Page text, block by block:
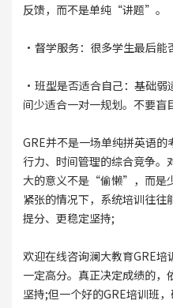
反馈，而不是单纯“讲题”。
·督学服务：很多学生最后能
·班型是否适合自己：基础弱
间少适合一对一规划。不要盲
GRE并不是一场单纯拼英语
行力、时间管理的综合竞争。
大的意义不是“偷懒”，而是
紧张的情况下，系统培训往
提分、更稳定坚持;
欢迎在线咨询澜大教育GRE
一定高分。真正决定成绩的，
坚持;但一个好的GRE培训班